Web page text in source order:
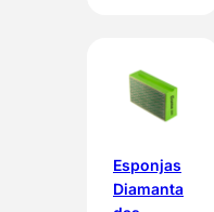
Esponjas
Diamanta